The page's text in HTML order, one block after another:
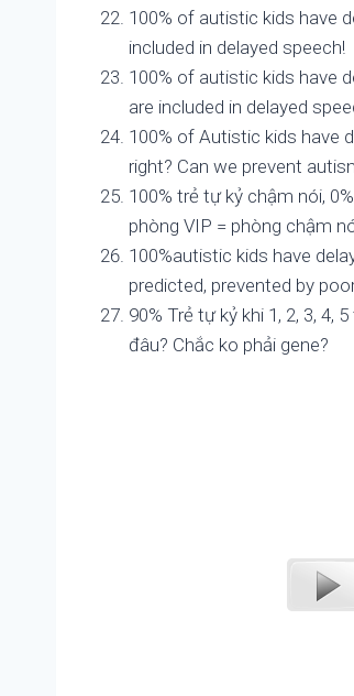
100% of autistic kids have
included in delayed speech!
100% of autistic kids have
are included in delayed
100% of Autistic kids have
right? Can we prevent
100% trẻ tự kỷ chậm nói,
phòng VIP = phòng chậm
100%autistic kids have
predicted, prevented by
90% Trẻ tự kỷ khi 1, 2, 3, 4,
đâu? Chắc ko phải gene?